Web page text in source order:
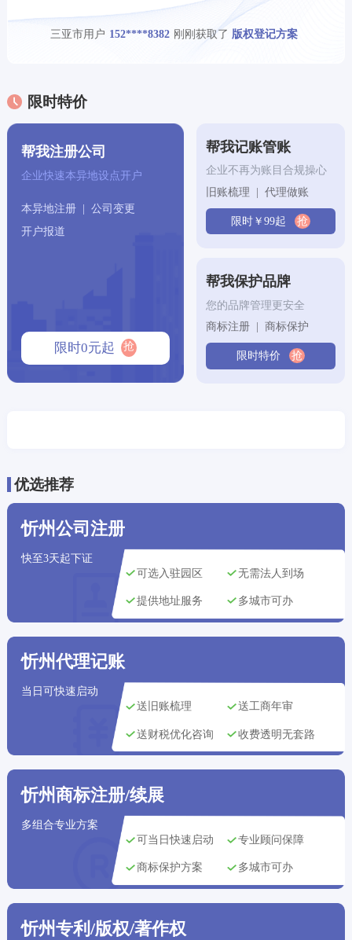
三亚市用户 刚刚获取了 版权登记方案
福州市用户
刚刚获取了 版权登记方案
三亚市用户 158****5251 刚刚获取了 公司注册方案
沈阳市用户 168****2092 刚刚获取了 商标注册方案
刚刚获取了 代理记账方案
刚刚获取了 公司注册方案
195****4864 商标注册方案
沈阳市用户
168****6466 刚刚获取了 版权登记方案
158****8240
苏州市用户 164****7442 刚刚获取了 代理记账方案
沈阳市用户 173****2304
南京市用户 138****5177 刚刚获取了 公司注册方案
137****3293 刚刚获取了 代理记账方案
天津市用户 163****3126 刚刚获取了 版权登记方案
限时特价
帮我注册公司
企业快速本异地设点开户
本异地注册 | 公司变更
开户报道
限时0元起 抢
帮我记账管账
企业不再为账目合规操心
旧账梳理 | 代理做账
限时￥99起 抢
帮我保护品牌
您的品牌管理更安全
商标注册 | 商标保护
限时特价 抢
优选推荐
忻州公司注册
快至3天起下证
可选入驻园区
无需法人到场
提供地址服务 多城市可办
忻州代理记账
当日可快速启动
送旧账梳理
送工商年审
送财税优化咨询 收费透明无套路
忻州商标注册/续展
多组合专业方案
可当日快速启动
专业顾问保障
商标保护方案 多城市可办
忻州专利/版权/著作权